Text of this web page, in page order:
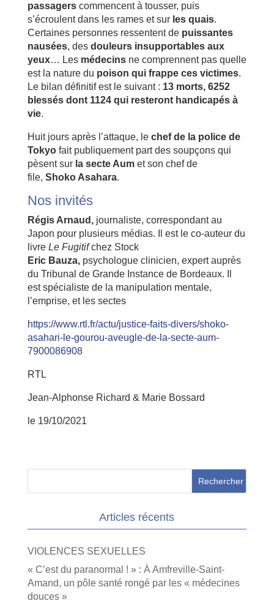
passagerscommencent à tousser, puis
s’écroulent dans les rames et sur les quais.
Certaines personnes ressentent de puissantes
nausées, des douleurs insupportables aux
yeux… Les médecins ne comprennent pas quelle
est la nature du poison qui frappe ces victimes.
Le bilan définitif est le suivant : 13 morts, 6252
blessés dont 1124 qui resteront handicapés à
vie.
Huit jours après l’attaque, le chef de la police de
Tokyofait publiquement part des soupçons qui
pèsent sur la secte Aumet son chef de
file, Shoko Asahara.
Nos invités
Régis Arnaud, journaliste, correspondant au
Japon pour plusieurs médias. Il est le co-auteur du
livre Le Fugitifchez Stock
Eric Bauza,psychologue clinicien, expert auprès
du Tribunal de Grande Instance de Bordeaux. Il
est spécialiste de la manipulation mentale,
l’emprise, et les sectes
https://www.rtl.fr/actu/justice-faits-divers/shoko-
asahari-le-gourou-aveugle-de-la-secte-aum-
7900086908
RTL
Jean-Alphonse Richard & Marie Bossard
le 19/10/2021
Articles récents
VIOLENCES SEXUELLES
« C’est du paranormal ! » : À Amfreville-Saint-
Amand, un pôle santé rongé par les « médecines
douces »